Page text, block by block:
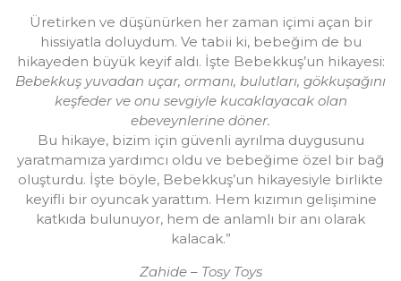
Üretirken ve düşünürken her zaman içimi açan bir
hissiyatla doluydum. Ve tabii ki, bebeğim de bu
hikayeden büyük keyif aldı. İşte Bebekkuş’un hikayesi:
Bebekkuş yuvadan uçar, ormanı, bulutları, gökkuşağını
keşfeder ve onu sevgiyle kucaklayacak olan
ebeveynlerine döner.
Bu hikaye, bizim için güvenli ayrılma duygusunu
yaratmamıza yardımcı oldu ve bebeğime özel bir bağ
oluşturdu. İşte böyle, Bebekkuş’un hikayesiyle birlikte
keyifli bir oyuncak yarattım. Hem kızımın gelişimine
katkıda bulunuyor, hem de anlamlı bir anı olarak
kalacak.”
Zahide – Tosy Toys